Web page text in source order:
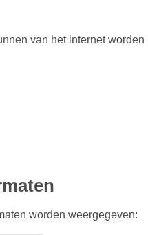
van het internet worden
worden weergegeven: